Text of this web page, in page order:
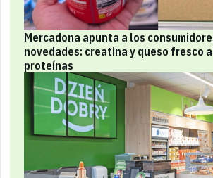
Mercadona apunta a los
novedades: creatina y queso fresco
proteínas